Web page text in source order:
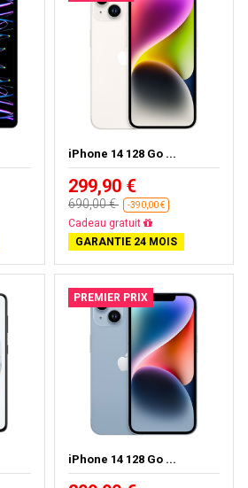
iPhone 14 128 Go ...
299,90 €
690,00 € -390,00 €
Livraison gratuite
GARANTIE 24 MOIS
PREMIER PRIX
iPhone 14 128 Go ...